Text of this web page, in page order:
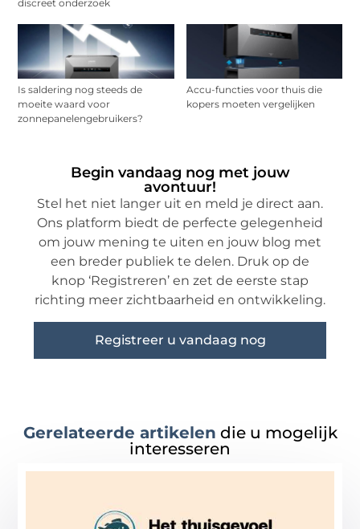
discreet onderzoek
Is saldering nog steeds de
moeite waard voor
zonnepanelengebruikers?
Accu-functies voor thuis die
kopers moeten vergelijken
Begin vandaag nog met jouw
avontuur!
Stel het niet langer uit en meld je direct aan.
Ons platform biedt de perfecte gelegenheid
om jouw mening te uiten en jouw blog met
een breder publiek te delen. Druk op de
knop ‘Registreren’ en zet de eerste stap
richting meer zichtbaarheid en ontwikkeling.
Registreer u vandaag nog
Gerelateerde artikelen die u mogelijk
interesseren